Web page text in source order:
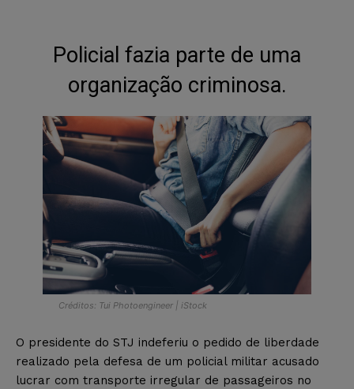
Policial fazia parte de uma
organização criminosa.
Créditos: Tui Photoengineer | iStock
O presidente do STJ indeferiu o pedido de liberdade
realizado pela defesa de um policial militar acusado
lucrar com transporte irregular de passageiros no